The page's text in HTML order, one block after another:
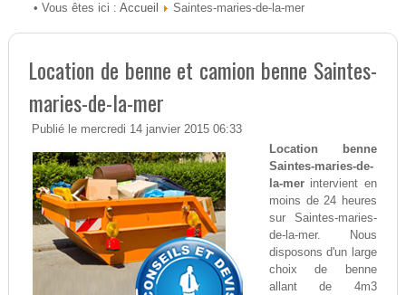
• Vous êtes ici : Accueil Saintes-maries-de-la-mer
Location de benne et camion benne Saintes-
maries-de-la-mer
Publié le mercredi 14 janvier 2015 06:33
Location benne
Saintes-maries-de-
la-merintervient en
moins de 24 heures
sur Saintes-maries-
de-la-mer. Nous
disposons d'un large
choix de benne
allant de 4m3